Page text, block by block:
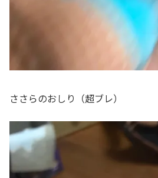
ささらのおしり（超ブレ）